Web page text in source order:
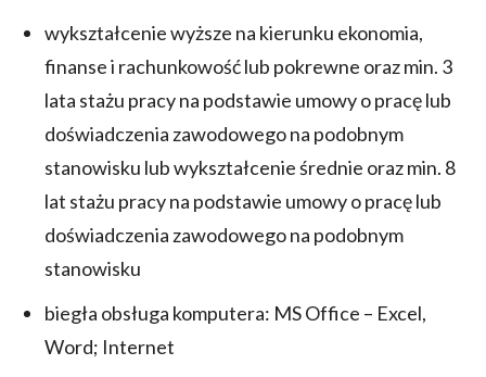
wykształcenie wyższe na kierunku ekonomia,
finanse i rachunkowość lub pokrewne oraz min. 3
lata stażu pracy na podstawie umowy o pracę lub
doświadczenia zawodowego na podobnym
stanowisku lub wykształcenie średnie oraz min. 8
lat stażu pracy na podstawie umowy o pracę lub
doświadczenia zawodowego na podobnym
stanowisku
biegła obsługa komputera: MS Office – Excel,
Word; Internet